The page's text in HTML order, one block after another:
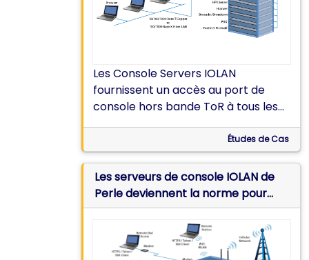
Les Console Servers IOLAN
fournissent un accès au port de
console hors bande ToR à tous les
commutateurs, contrôleurs WLAN
l’infrastructure réseau du centre de
données.
Études de Cas
Les serveurs de console IOLAN de
Perle deviennent la norme pour
l’administration hors bande chez